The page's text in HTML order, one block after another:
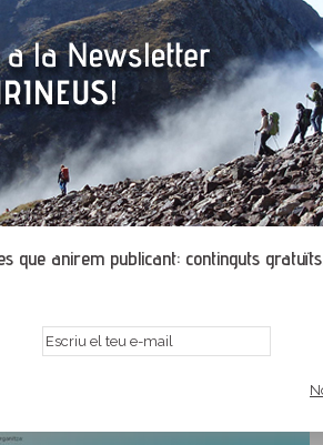
que anirem publicant: continguts
guiades Rutes autoguiades
Festival de Cinema de Muntanya de Torelló
de Cinema de